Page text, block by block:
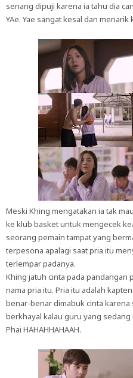
senang dipuji karena ia tahu dia
YAe. Yae sangat kesal dan
Meski Khing mengatakan ia tak
ke klub basket untuk mengecek
seorang pemain tampat yang
terpesona apalagi saat pria itu
terlempar padanya.
Khing jatuh cinta pada pandangan
nama pria itu. Pria itu adalah
benar-benar dimabuk cinta karena
berkhayal kalau guru yang
Phai HAHAHHAHAAH.